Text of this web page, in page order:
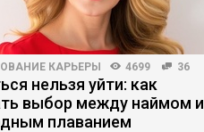
КАРЬЕРЫ 4699 36
нельзя уйти: как
выбор между наймом и
плаванием